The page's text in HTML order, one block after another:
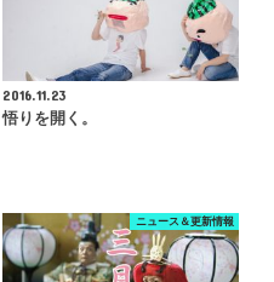
2016.11.23
悟りを開く。
ニュース＆更新情報